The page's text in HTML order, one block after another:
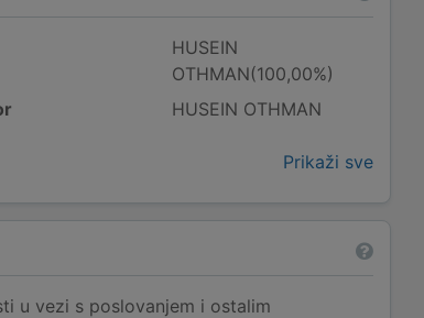
HUSEIN
OTHMAN(100,00%)
HUSEIN OTHMAN
Prikaži sve
u vezi s poslovanjem i ostalim